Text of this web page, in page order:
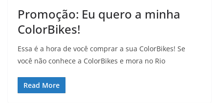
Promoção: Eu quero a minha
ColorBikes!
Essa é a hora de você comprar a sua ColorBikes! Se
você não conhece a ColorBikes e mora no Rio
Read More